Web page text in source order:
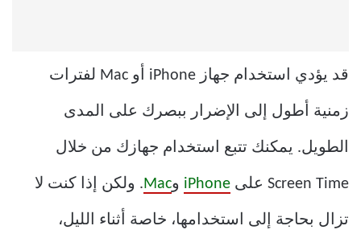
قد يؤدي استخدام جهاز iPhone أو Mac لفترات
زمنية أطول إلى الإضرار ببصرك على المدى
الطويل. يمكنك تتبع استخدام جهازك من خلال
Screen Time على iPhone وMac. ولكن إذا كنت لا
تزال بحاجة إلى استخدامها، خاصة أثناء الليل،